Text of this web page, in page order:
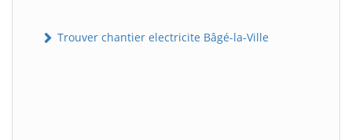
Trouver chantier electricite Bâgé-la-Ville